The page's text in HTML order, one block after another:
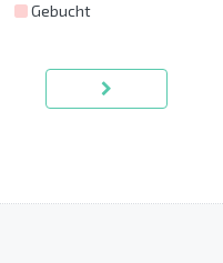
Gebucht